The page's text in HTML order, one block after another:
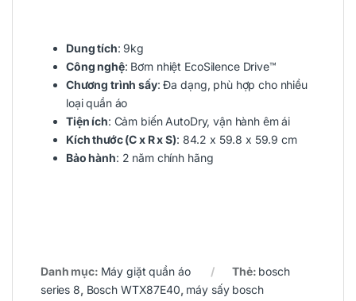
Dung tích: 9kg
Công nghệ: Bơm nhiệt EcoSilence Drive™
Chương trình sấy: Đa dạng, phù hợp cho nhiều
loại quần áo
Tiện ích: Cảm biến AutoDry, vận hành êm ái
Kích thước (C x R x S): 84.2 x 59.8 x 59.9 cm
Bảo hành: 2 năm chính hãng
Danh mục: Máy giặt quần áo Thẻ: bosch
series 8, Bosch WTX87E40, máy sấy bosch